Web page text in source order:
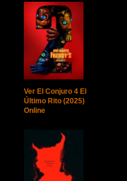
Ver El Conjuro 4 El
Último Rito (2025)
Online